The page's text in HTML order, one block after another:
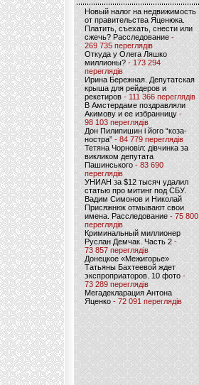
Новый налог на недвижимость
от правительства Яценюка.
Платить, съехать, снести или
сжечь? Расследование-
269 735 переглядів
Откуда у Олега Ляшко
миллионы? - 173 294
переглядів
Ирина Бережная. Депутатская
крыша для рейдеров и
рекетиров - 111 366 переглядів
В Амстердаме поздравляли
Акимову и ее избранницу -
98 103 переглядів
Дон Пилипишин і його “коза-
ностра” - 84 779 переглядів
Тетяна Чорновіл: дівчинка за
викликом депутата
Пашинського- 83 690
переглядів
УНИАН за $12 тысяч удалил
статью про митинг под СБУ.
Вадим Симонов и Николай
Присяжнюк отмывают свои
имена. Расследование - 75 800
переглядів
Криминальный миллионер
Руслан Демчак. Часть 2-
73 857 переглядів
Донецкое «Межигорье»
Татьяны Бахтеевой ждет
экспроприаторов. 10 фото -
73 289 переглядів
Мегадекларация Антона
Яценко - 72 091 переглядів